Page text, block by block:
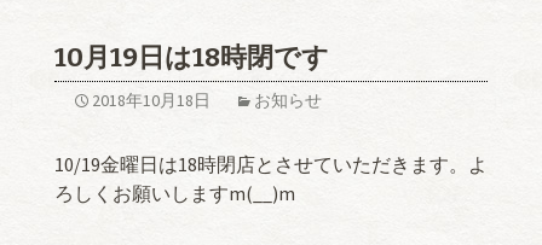
10月19日は18時閉です
2018年10月18日 お知らせ
10/19金曜日は18時閉店とさせていただきます。よ
ろしくお願いしますm(__)m